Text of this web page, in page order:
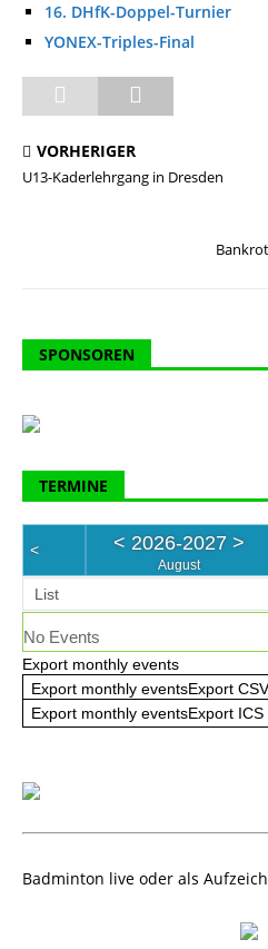
16. DHfK-Doppel-Turnier
YONEX-Triples-Final
VORHERIGER
U13-Kaderlehrgang in Dresden
SPONSOREN
TERMINE
< < 2026-2027 >
August
List
No Events
Export monthly events
Export monthly eventsExport CSV
Export monthly eventsExport ICS
Badminton live oder als